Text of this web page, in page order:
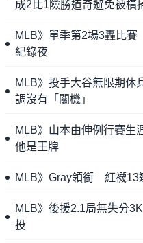
成2比1險勝道奇避免被橫
MLB》單季第2場3轟比
紀錄夜
MLB》投手大谷無限期休
調沒有「關機」
MLB》山本由伸例行賽生
他是王牌
MLB》Gray領銜 紅襪13
MLB》後援2.1局無失分
投